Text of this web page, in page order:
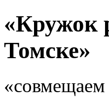
«Кружок
Томске»